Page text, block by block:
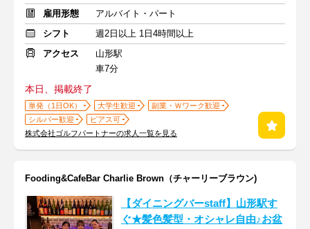
雇用形態
アルバイト・パート
シフト
週2日以上 1日4時間以上
アクセス
山形駅
車7分
本日、掲載終了
単発（1日OK） 大学生歓迎
副業・Ｗワーク歓迎
シルバー歓迎
ピアス可
株式会社ゴルフパートナーの求人一覧を見る
Fooding&CafeBar Charlie Brown（チャーリーブラウン)
【ダイニングバーstaff】山形駅す
ぐ★髪色髪型・オシャレ自由♪お盆